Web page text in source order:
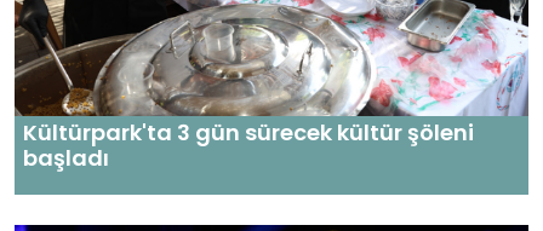
Kültürpark'ta 3 gün sürecek kültür şöleni
başladı